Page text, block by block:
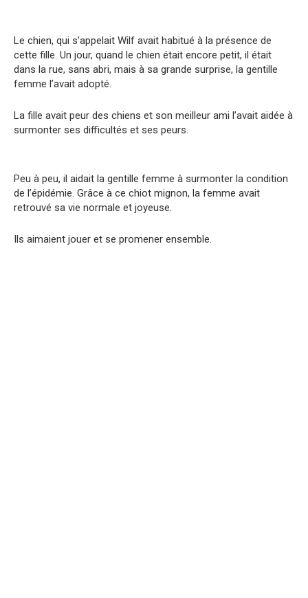
Le chien, qui s’appelait Wilf avait habitué à la présence de
cette fille. Un jour, quand le chien était encore petit, il était
dans la rue, sans abri, mais à sa grande surprise, la gentille
femme l’avait adopté.
La fille avait peur des chiens et son meilleur ami l’avait aidée à
surmonter ses difficultés et ses peurs.
Peu à peu, il aidait la gentille femme à surmonter la condition
de l’épidémie. Grâce à ce chiot mignon, la femme avait
retrouvé sa vie normale et joyeuse.
Ils aimaient jouer et se promener ensemble.